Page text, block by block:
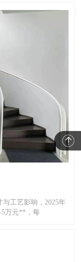
工艺影响，2025年
万元**，每